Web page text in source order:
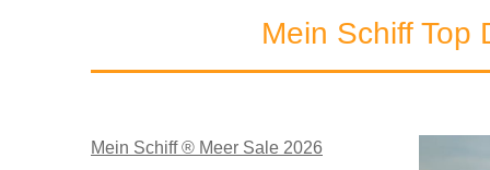
Mein Schiff Top
Mein Schiff ® Meer Sale 2026